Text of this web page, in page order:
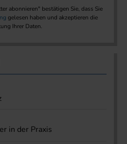
abonnieren" bestätigen Sie, dass Sie
gelesen haben und akzeptieren die
Ihrer Daten.
in der Praxis